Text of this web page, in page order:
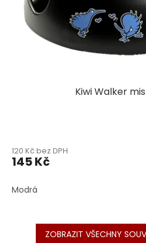
Kiwi Walker
120 Kč bez DPH
145 Kč
Modrá
ZOBRAZIT VŠECHNY